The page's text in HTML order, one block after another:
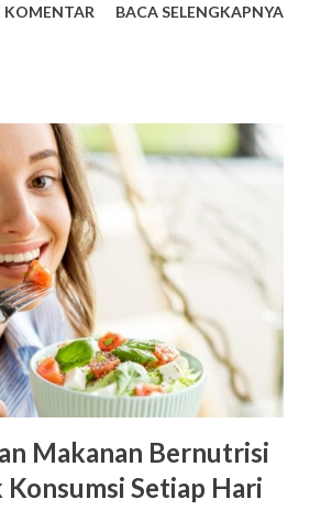
tersebut. Namun, kini Anda tidak
di bidang terkait. 1. Pilih
Bagus Sebagai informasi,
bagus bukan berarti sekolah
banyak sekolah dengan
tidak memerlukan biaya yang besar.
Pasalnya, kredibilitas adalah
untuk diperhatikan saat memilih
Perhatikan Mata Pelajaran dan
memilih sekolah d...
KOMENTAR BACA SELENGKAPNYA
Makanan Bernutrisi
Setiap Hari